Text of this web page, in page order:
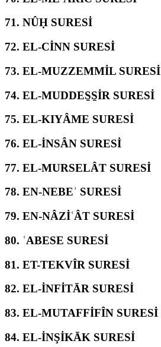
71. NÛḤ SURESİ
72. EL-CİNN SURESİ
73. EL-MUZZEMMİL SURESİ
74. EL-MUDDES̱S̱İR SURESİ
75. EL-KIYÂME SURESİ
76. EL-İNSÂN SURESİ
77. EL-MURSELÂT SURESİ
78. EN-NEBEʾ SURESİ
79. EN-NÂZİʿÂT SURESİ
80. ʿABESE SURESİ
81. ET-TEKVÎR SURESİ
82. EL-İNFİTĀR SURESİ
83. EL-MUTAFFİFÎN SURESİ
84. EL-İNŞİKĀK SURESİ